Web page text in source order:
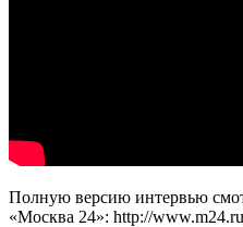
Полную версию интервью
«Москва 24»: http://